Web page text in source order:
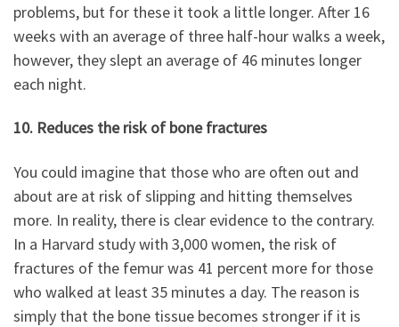
problems, but for these it took a little longer. After 16
weeks with an average of three half-hour walks a week,
however, they slept an average of 46 minutes longer
each night.
10. Reduces the risk of bone fractures
You could imagine that those who are often out and
about are at risk of slipping and hitting themselves
more. In reality, there is clear evidence to the contrary.
In a Harvard study with 3,000 women, the risk of
fractures of the femur was 41 percent more for those
who walked at least 35 minutes a day. The reason is
simply that the bone tissue becomes stronger if it is